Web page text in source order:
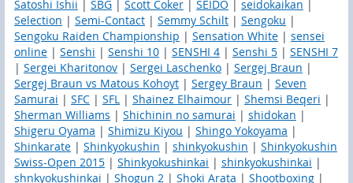
Satoshi Ishii | SBG | Scott Coker | SEIDO | seidokaikan |
Selection | Semi-Contact | Semmy Schilt | Sengoku |
Sengoku Raiden Championship | Sensation White | sensei
online | Senshi | Senshi 10 | SENSHI 4 | Senshi 5 | SENSHI 7
| Sergei Kharitonov | Sergei Laschenko | Sergej Braun |
Sergej Braun vs Matous Kohoyt | Sergey Braun | Seven
Samurai | SFC | SFL | Shainez Elhaimour | Shemsi Beqeri |
Sherman Williams | Shichinin no samurai | shidokan |
Shigeru Oyama | Shimizu Kiyou | Shingo Yokoyama |
Shinkarate | Shinkyokushin | shinkyokushin | Shinkyokushin
Swiss-Open 2015 | Shinkyokushinkai | shinkyokushinkai |
shnkyokushinkai | Shogun 2 | Shoki Arata | Shootboxing |